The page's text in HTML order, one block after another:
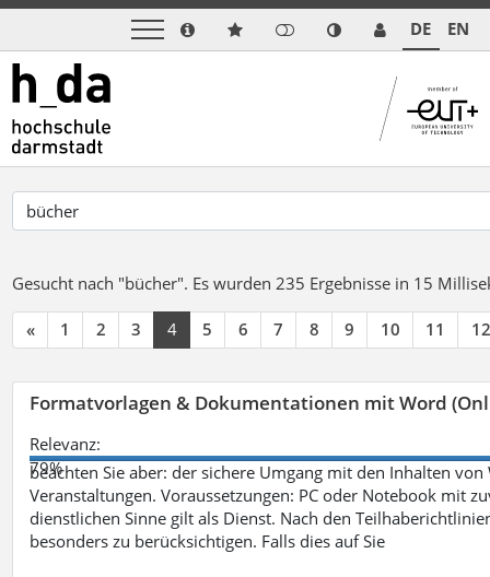
DE EN
Gesucht nach "bücher". Es wurden 235 Ergebnisse in 15
« 1 2 3 4 5 6 7 8 9 10 11 12
Formatvorlagen & Dokumentationen mit Word
Relevanz:
79%
beachten Sie aber: der sichere Umgang mit den Inhalten
Veranstaltungen. Voraussetzungen: PC oder Notebook mit
dienstlichen Sinne gilt als Dienst. Nach den
besonders zu berücksichtigen. Falls dies auf Sie